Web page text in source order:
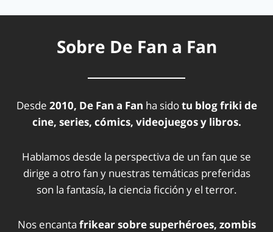
Sobre De Fan a Fan
Desde 2010, De Fan a Fan ha sidotu blog friki de
cine, series, cómics, videojuegos y libros.
Hablamos desde la perspectiva de un fan que se
dirige a otro fan y nuestras temáticas preferidas
son la fantasía, la ciencia ficción y el terror.
Nos encanta frikear sobre superhéroes, zombis